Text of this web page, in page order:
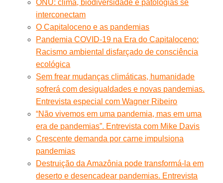
ONU: clima, biodiversidade e patologias se
interconectam
O Capitaloceno e as pandemias
Pandemia COVID-19 na Era do Capitaloceno:
Racismo ambiental disfarçado de consciência
ecológica
Sem frear mudanças climáticas, humanidade
sofrerá com desigualdades e novas pandemias.
Entrevista especial com Wagner Ribeiro
“Não vivemos em uma pandemia, mas em uma
era de pandemias”. Entrevista com Mike Davis
Crescente demanda por carne impulsiona
pandemias
Destruição da Amazônia pode transformá-la em
deserto e desencadear pandemias. Entrevista